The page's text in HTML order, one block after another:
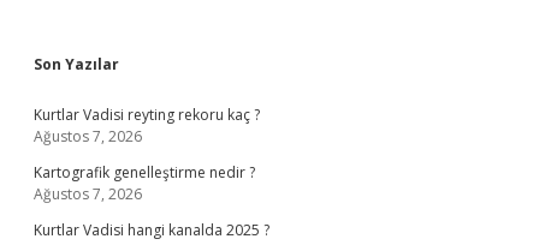
Sidebar
Son Yazılar
Kurtlar Vadisi reyting rekoru kaç ?
Ağustos 7, 2026
Kartografik genelleştirme nedir ?
Ağustos 7, 2026
Kurtlar Vadisi hangi kanalda 2025 ?